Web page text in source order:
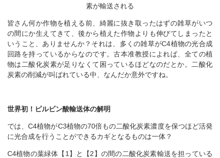
素が輸送される
皆さん何か作物を植える前、綺麗に抜き取ったはずの雑草がいつ
の間にか生えてきて、後から植えた作物よりも伸びてしまったと
いうこと、ありませんか？それは、多くの雑草がC4植物の光合成
回路を持っているからなのです。古本准教授によれば、全ての植
物は二酸化炭素が足りなくて困っているほどなのだとか。二酸化
炭素の削減が叫ばれている中、なんだか意外ですね。
世界初！ピルビン酸輸送体の解明
では、C4植物がC3植物の70倍もの二酸化炭素濃度を保つほど活発
に光合成を行うことができるカギとなるものは一体？
C4植物の葉緑体【1】と【2】の間の二酸化炭素輸送を担っている